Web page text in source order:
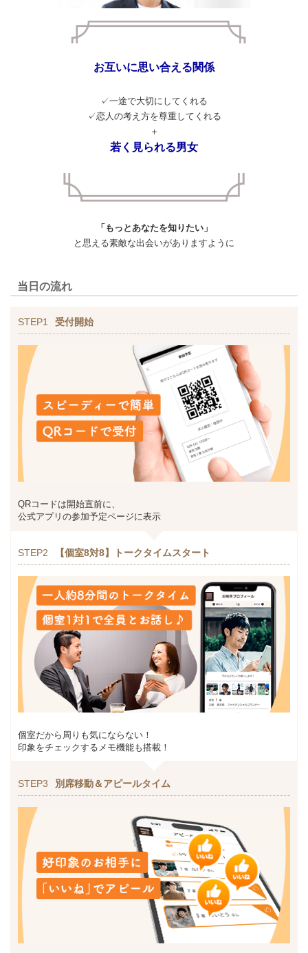
お互いに思い合える関係
✓一途で大切にしてくれる
✓恋人の考え方を尊重してくれる
＋
若く見られる男女
「もっとあなたを知りたい」
と思える素敵な出会いがありますように
当日の流れ
STEP1 受付開始
QRコードは開始直前に、
公式アプリの参加予定ページに表示
STEP2 【個室8対8】トークタイムスタート
個室だから周りも気にならない！
印象をチェックするメモ機能も搭載！
STEP3 別席移動＆アピールタイム